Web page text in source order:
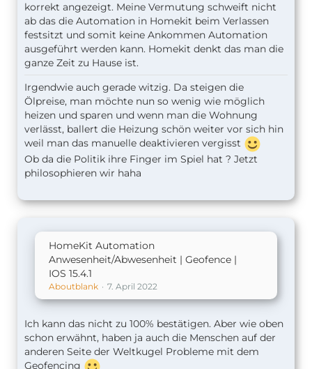
korrekt angezeigt. Meine Vermutung schweift nicht
ab das die Automation in Homekit beim Verlassen
festsitzt und somit keine Ankommen Automation
ausgeführt werden kann. Homekit denkt das man die
ganze Zeit zu Hause ist.
Irgendwie auch gerade witzig. Da steigen die
Ölpreise, man möchte nun so wenig wie möglich
heizen und sparen und wenn man die Wohnung
verlässt, ballert die Heizung schön weiter vor sich hin
weil man das manuelle deaktivieren vergisst
Ob da die Politik ihre Finger im Spiel hat ? Jetzt
philosophieren wir haha
HomeKit Automation
Anwesenheit/Abwesenheit | Geofence |
IOS 15.4.1
Aboutblank 7. April 2022
Ich kann das nicht zu 100% bestätigen. Aber wie oben
schon erwähnt, haben ja auch die Menschen auf der
anderen Seite der Weltkugel Probleme mit dem
Geofencing